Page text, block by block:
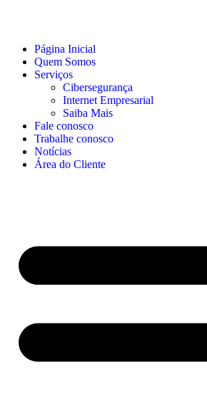
Página Inicial
Quem Somos
Serviços
Cibersegurança
Internet Empresarial
Saiba Mais
Fale conosco
Trabalhe conosco
Notícias
Área do Cliente